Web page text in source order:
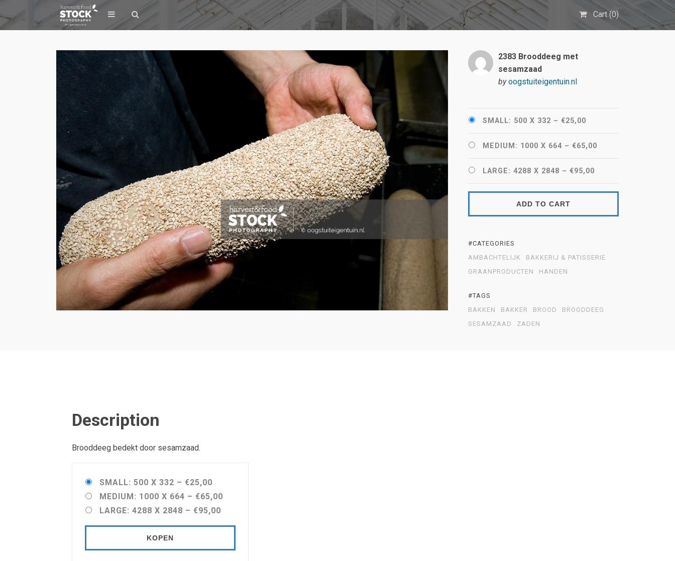
Cart (0)
2383 Brooddeeg met
sesamzaad
by oogstuiteigentuin.nl
SMALL: 500 X 332 – €25,00
MEDIUM: 1000 X 664 – €65,00
LARGE: 4288 X 2848 – €95,00
ADD TO CART
#CATEGORIES
AMBACHTELIJK
BAKKERIJ & PATISSERIE
GRAANPRODUCTEN
HANDEN
#TAGS
BAKKEN
BAKKER BROOD
BROODDEEG
SESAMZAAD
ZADEN
Description
Brooddeeg bedekt door sesamzaad.
SMALL: 500 X 332 – €25,00
MEDIUM: 1000 X 664 – €65,00
LARGE: 4288 X 2848 – €95,00
KOPEN